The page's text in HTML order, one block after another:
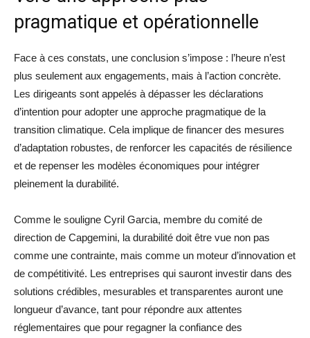
pragmatique et opérationnelle
Face à ces constats, une conclusion s’impose : l’heure n’est
plus seulement aux engagements, mais à l’action concrète.
Les dirigeants sont appelés à dépasser les déclarations
d’intention pour adopter une approche pragmatique de la
transition climatique. Cela implique de financer des mesures
d’adaptation robustes, de renforcer les capacités de résilience
et de repenser les modèles économiques pour intégrer
pleinement la durabilité.
Comme le souligne Cyril Garcia, membre du comité de
direction de Capgemini, la durabilité doit être vue non pas
comme une contrainte, mais comme un moteur d’innovation et
de compétitivité. Les entreprises qui sauront investir dans des
solutions crédibles, mesurables et transparentes auront une
longueur d’avance, tant pour répondre aux attentes
réglementaires que pour regagner la confiance des